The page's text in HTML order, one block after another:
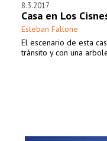
8.3.2017
Casa en Los
Esteban Fallone
El escenario de esta
tránsito y con una